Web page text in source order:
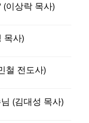
(이상락 목사)
목사)
철 전도사)
(김대성 목사)